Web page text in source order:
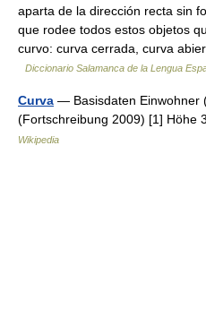
aparta de la dirección recta sin
que rodee todos estos objetos
curvo: curva cerrada, curva
Diccionario Salamanca de la Lengua
Curva — Basisdaten Einwohner
(Fortschreibung 2009) [1]
Wikipedia